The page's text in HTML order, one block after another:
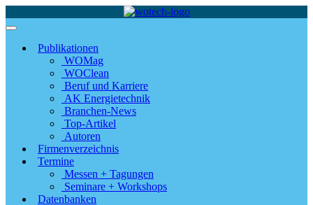
Publikationen
WOMag
WOClean
Beruf und Karriere
AK Energietechnik
Branchen-News
Top-Artikel
Autoren
Firmenverzeichnis
Termine
Messen + Tagungen
Seminare + Workshops
Datenbanken